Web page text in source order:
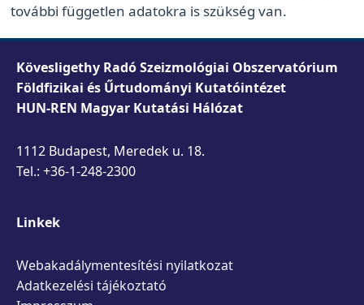
további független adatokra is szükség van.
Kövesligethy Radó Szeizmológiai Obszervatórium
Földfizikai és Űrtudományi Kutatóintézet
HUN-REN Magyar Kutatási Hálózat
1112 Budapest, Meredek u. 18.
Tel.: +36-1-248-2300
Linkek
Webakadálymentesítési nyilatkozat
Adatkezelési tájékoztató